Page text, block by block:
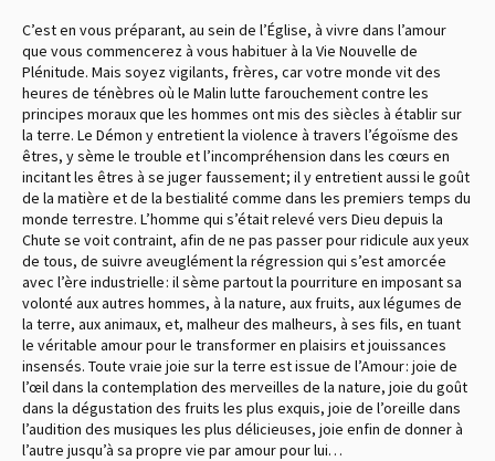
C’est en vous préparant, au sein de l’Église, à vivre dans l’amour
que vous commencerez à vous habituer à la Vie Nouvelle de
Plénitude. Mais soyez vigilants, frères, car votre monde vit des
heures de ténèbres où le Malin lutte farouchement contre les
principes moraux que les hommes ont mis des siècles à établir sur
la terre. Le Démon y entretient la violence à travers l’égoïsme des
êtres, y sème le trouble et l’incompréhension dans les cœurs en
incitant les êtres à se juger faussement ; il y entretient aussi le goût
de la matière et de la bestialité comme dans les premiers temps du
monde terrestre. L’homme qui s’était relevé vers Dieu depuis la
Chute se voit contraint, afin de ne pas passer pour ridicule aux yeux
de tous, de suivre aveuglément la régression qui s’est amorcée
avec l’ère industrielle : il sème partout la pourriture en imposant sa
volonté aux autres hommes, à la nature, aux fruits, aux légumes de
la terre, aux animaux, et, malheur des malheurs, à ses fils, en tuant
le véritable amour pour le transformer en plaisirs et jouissances
insensés. Toute vraie joie sur la terre est issue de l’Amour : joie de
l’œil dans la contemplation des merveilles de la nature, joie du goût
dans la dégustation des fruits les plus exquis, joie de l’oreille dans
l’audition des musiques les plus délicieuses, joie enfin de donner à
l’autre jusqu’à sa propre vie par amour pour lui…